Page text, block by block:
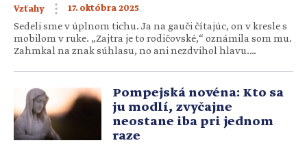
Vzťahy 17. októbra 2025
Sedeli sme v úplnom tichu. Ja na gauči čítajúc, on v kresle s
mobilom v ruke. „Zajtra je to rodičovské,“ oznámila som mu.
Zahmkal na znak súhlasu, no ani nezdvihol hlavu.
som podobne ako on pred chvíľou. Zahľadela som sa na
toho zrazu cudzieho človeka […]Pompejská novéna: Kto sa
ju modlí, zvyčajne
neostane iba pri jednom
raze